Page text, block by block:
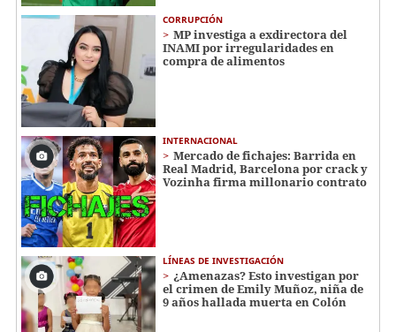
CORRUPCIÓN
MP investiga a exdirectora del
INAMI por irregularidades en
compra de alimentos
INTERNACIONAL
Mercado de fichajes: Barrida en
Real Madrid, Barcelona por crack y
Vozinha firma millonario contrato
LÍNEAS DE INVESTIGACIÓN
¿Amenazas? Esto investigan por
el crimen de Emily Muñoz, niña de
9 años hallada muerta en Colón